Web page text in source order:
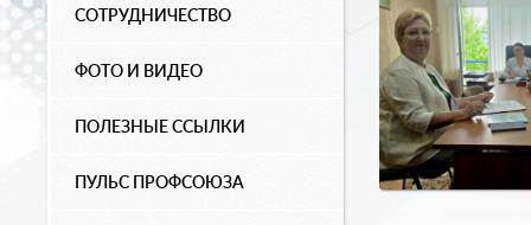
СОТРУДНИЧЕСТВО
ФОТО И ВИДЕО
ПОЛЕЗНЫЕ ССЫЛКИ
ПУЛЬС ПРОФСОЮЗА